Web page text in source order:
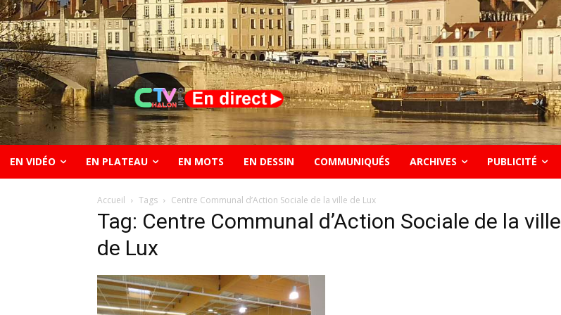
EN VIDÉO EN PLATEAU EN MOTS EN DESSIN COMMUNIQUÉS ARCHIVES PUBLICITÉ
Accueil Tags Centre Communal d’Action Sociale de la ville de Lux
Tag: Centre Communal d’Action Sociale de la ville
de Lux